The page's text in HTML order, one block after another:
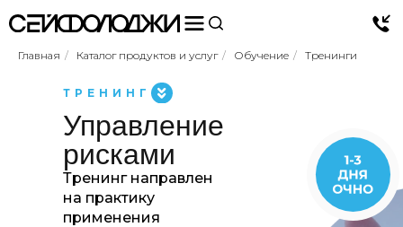
Главная / Каталог продуктов и услуг / Обучение / Тренинги
Управление
рисками
Тренинг направлен
на практику
применения
ТРЕНИНГ